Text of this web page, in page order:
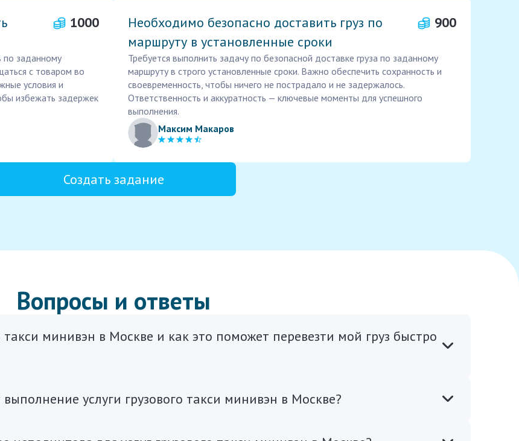
1000
по заданному
с товаром во
условия и
избежать задержек
Необходимо безопасно доставить груз по
маршруту в установленные сроки
900
Требуется выполнить задачу по безопасной доставке груза по заданному
маршруту в строго установленные сроки. Важно обеспечить сохранность и
своевременность, чтобы ничего не пострадало и не задержалось.
Ответственность и аккуратность — ключевые моменты для успешного
выполнения.
Максим Макаров
Создать задание
Вопросы и ответы
такси минивэн в Москве и как это поможет перевезти мой груз быстро
услуги грузового такси минивэн в Москве?